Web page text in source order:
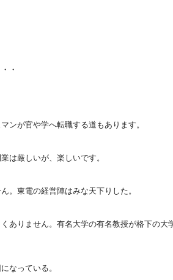
・
ンが官や学へ転職する道もあります。
は厳しいが、楽しいです。
。東電の経営陣はみな天下りした。
ありません。有名大学の有名教授が格下の大
なっている。